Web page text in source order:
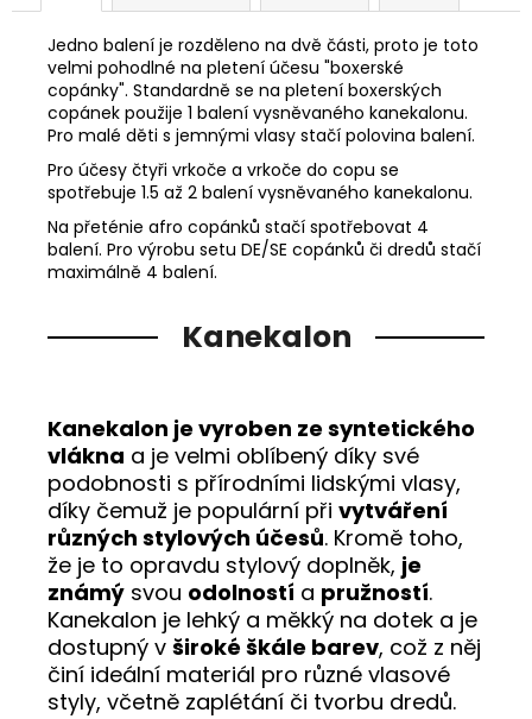
Jedno balení je rozděleno na dvě části, proto je toto
velmi pohodlné na pletení účesu "boxerské
copánky". Standardně se na pletení boxerských
copánek použije 1 balení vysněvaného kanekalonu.
Pro malé děti s jemnými vlasy stačí polovina balení.
Pro účesy čtyři vrkoče a vrkoče do copu se
spotřebuje 1.5 až 2 balení vysněvaného kanekalonu.
Na přeténie afro copánků stačí spotřebovat 4
balení. Pro výrobu setu DE/SE copánků či dredů stačí
maximálně 4 balení.
Kanekalon
Kanekalon je vyroben ze syntetického
vlákna a je velmi oblíbený díky své
podobnosti s přírodními lidskými vlasy,
díky čemuž je populární při vytváření
různých stylových účesů. Kromě toho,
že je to opravdu stylový doplněk, je
známý svou odolností a pružností.
Kanekalon je lehký a měkký na dotek a je
dostupný v široké škále barev, což z něj
činí ideální materiál pro různé vlasové
styly, včetně zaplétání či tvorbu dredů.